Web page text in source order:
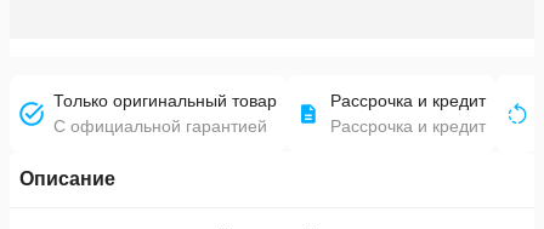
Только оригинальный товар
С официальной гарантией
Рассрочка и кредит
Рассрочка и кредит
Описание